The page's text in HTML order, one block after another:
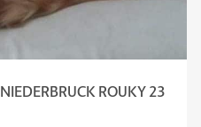
ROUKY 23